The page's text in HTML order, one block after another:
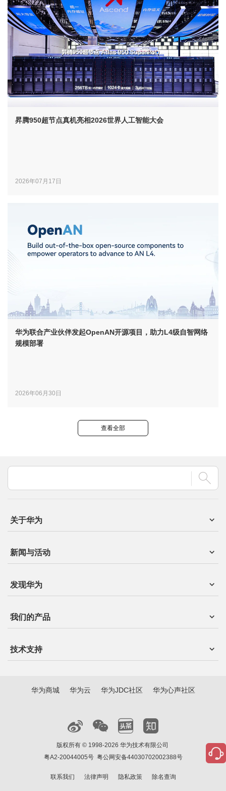
昇腾950超节点真机亮相2026世界人工智能大会
2026年07月17日
华为联合产业伙伴发起OpenAN开源项目，助力L4级自智网络
规模部署
2026年06月30日
查看全部
关于华为
新闻与活动
发现华为
我们的产品
技术支持
华为商城 华为云 华为JDC社区 华为心声社区
版权所有 © 1998-2026 华为技术有限公司
粤A2-20044005号 粤公网安备44030702002388号
联系我们 法律声明 隐私政策 除名查询